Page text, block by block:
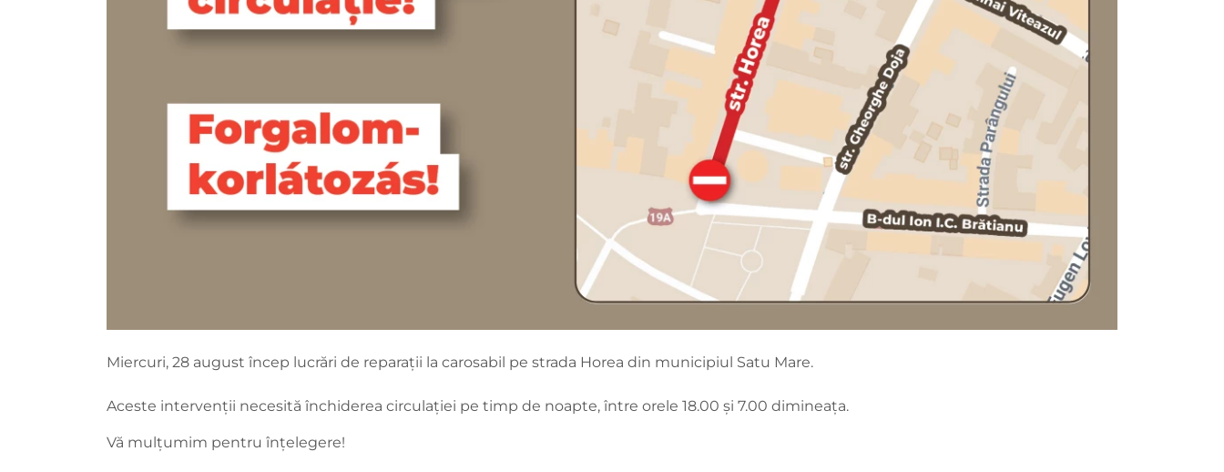
Miercuri, 28 august încep lucrări de reparații la carosabil pe strada Horea din municipiul Satu Mare.
Aceste intervenții necesită închiderea circulației pe timp de noapte, între orele 18.00 și 7.00 dimineața.
Vă mulțumim pentru înțelegere!